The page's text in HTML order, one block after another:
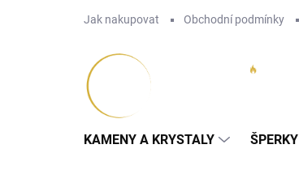
Jak nakupovat Obchodní podmínky
KAMENY A KRYSTALY ŠPERKY